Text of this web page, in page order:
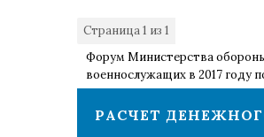
Страница1 из 1
Форум Министерства
военнослужащих в 2017 году
РАСЧЕТ